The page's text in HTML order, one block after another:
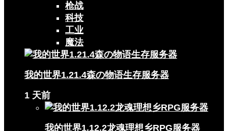
枪战
科技
工业
魔法
我的世界1.21.4森の物语生存服务器
1 天前
我的世界1.12.2龙魂理想乡RPG服务器